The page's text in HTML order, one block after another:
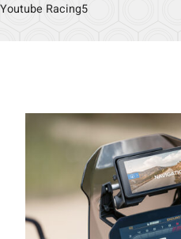
Youtube Racing5